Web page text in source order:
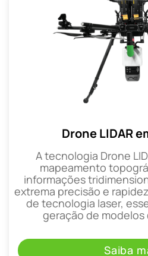
Drone LIDAR
A tecnologia Drone
mapeamento
informações
extrema precisão e
de tecnologia laser,
geração de modelos
Saiba